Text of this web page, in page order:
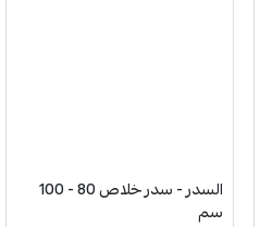
السدر - سدر خلاص 80 - 100
سم